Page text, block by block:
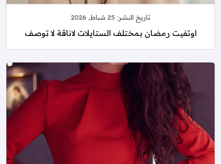
تاريخ النشر: 25 شباط, 2026
اوتفيت رمضان بمختلف الستايلات لاناقة لا توصف